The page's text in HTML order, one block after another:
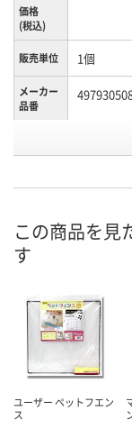
価格
(税込)
販売単位 1個
メーカー
品番
この商品を見
す
ユーザー ペットフエン
ス